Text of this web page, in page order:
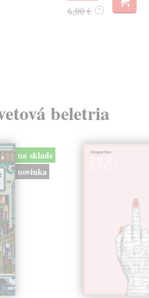
6,00 € ?
beletria
na sklade
novinka